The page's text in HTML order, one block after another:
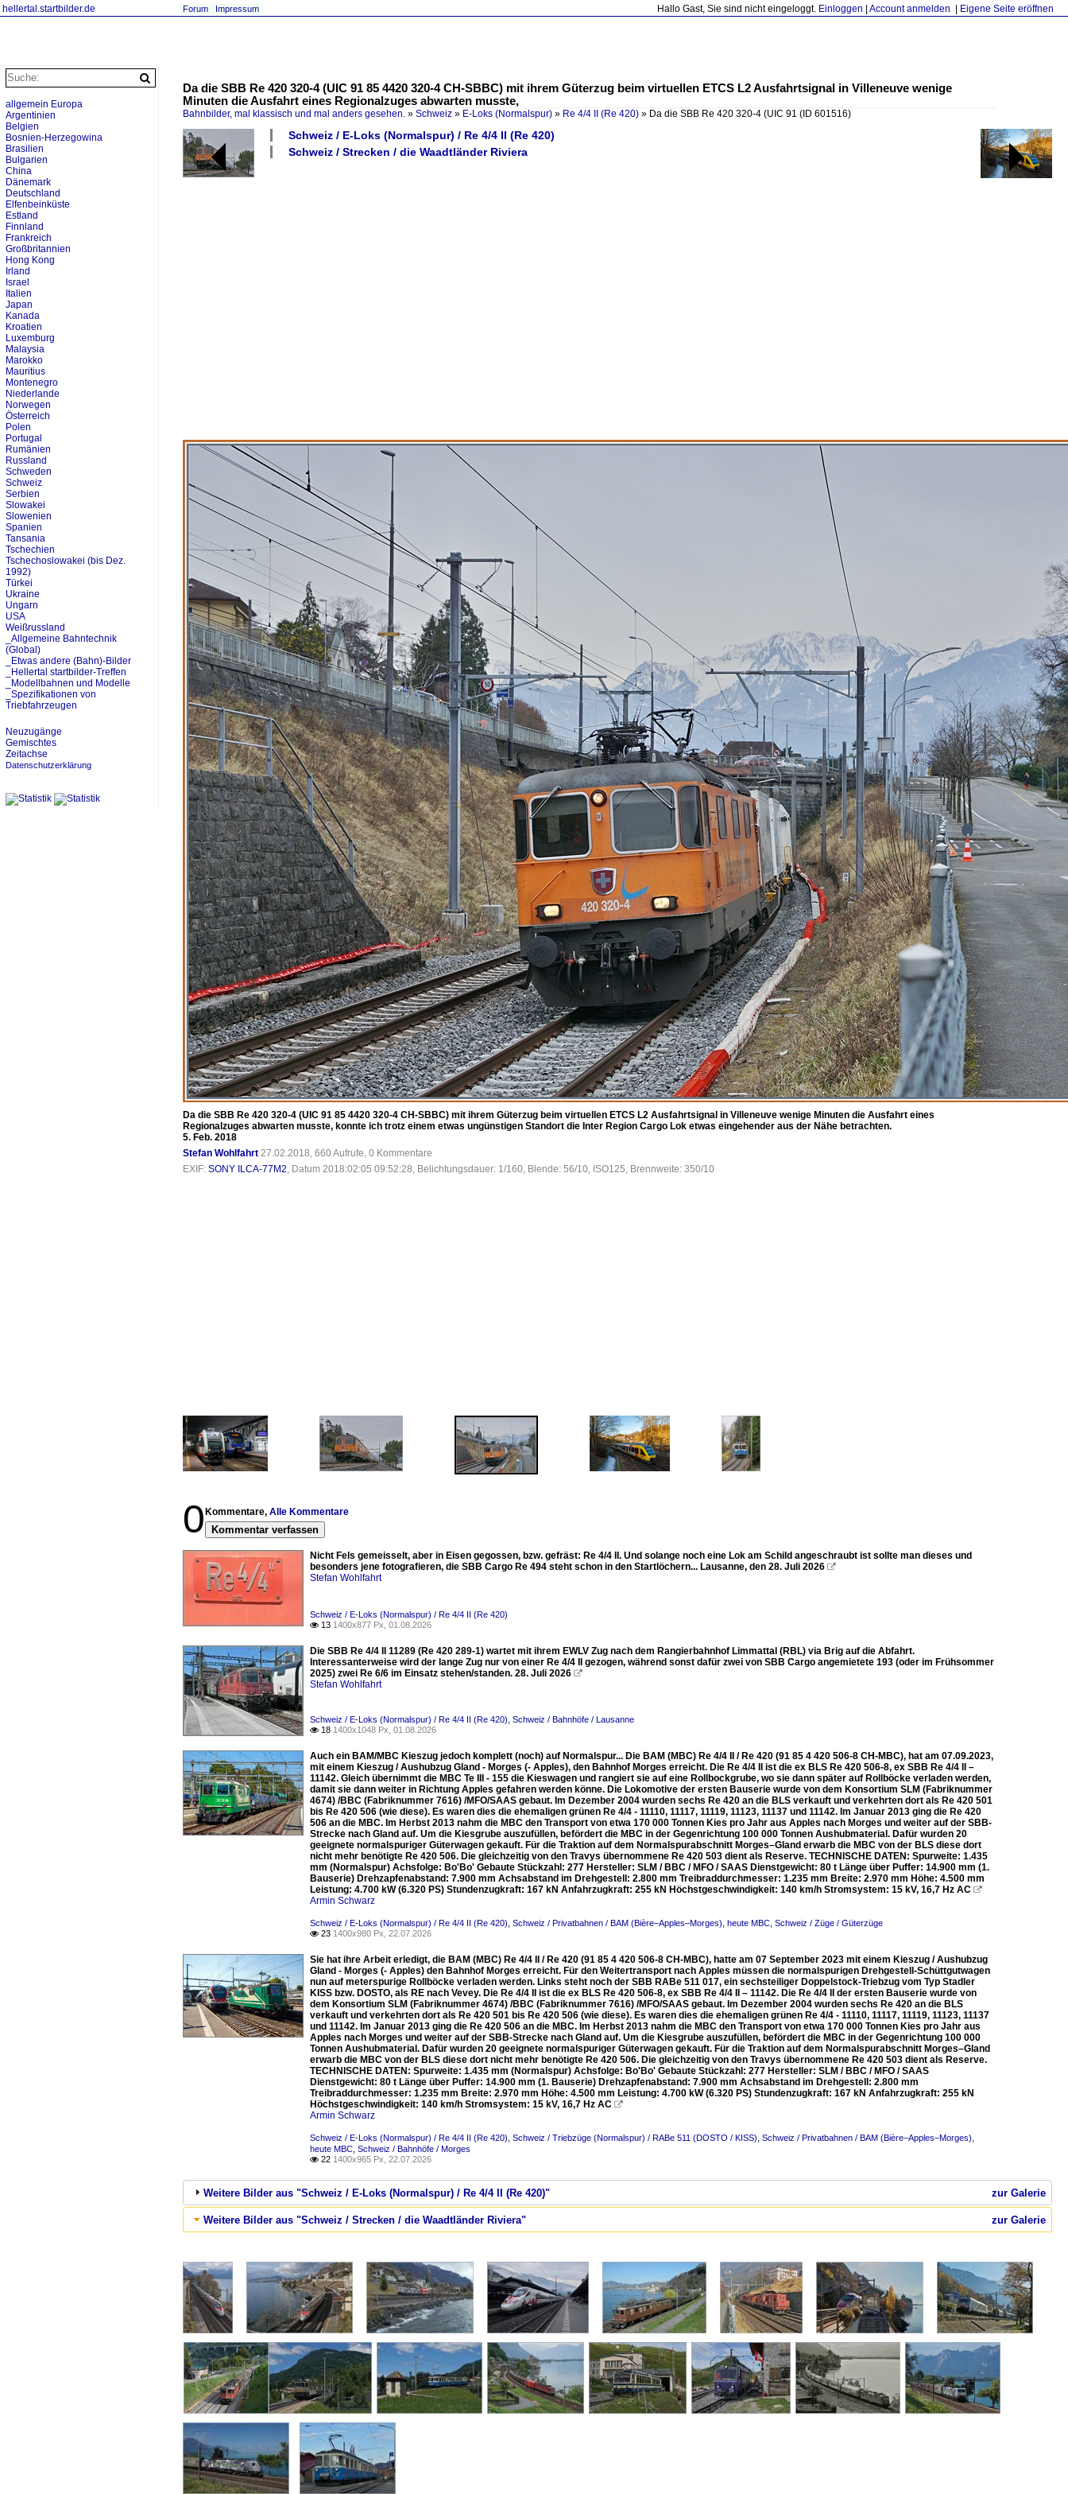
hellertal.startbilder.de Hallo Gast, Sie sind nicht eingeloggt. Einloggen Account anmelden Eigene Seite eröffnen
Forum Impressum
Da die SBB Re 420 320-4 (UIC 91 85 4420 320-4 CH-SBBC) mit ihrem Güterzug beim virtuellen ETCS L2 Ausfahrtsignal in Villeneuve wenige
Minuten die Ausfahrt eines Regionalzuges abwarten musste,
Bahnbilder, mal klassisch und mal anders gesehen. » Schweiz » E-Loks (Normalspur) » Re 4/4 II (Re 420) » Da die SBB Re 420 320-4 (UIC 91 (ID 601516)
Schweiz / E-Loks (Normalspur) / Re 4/4 II (Re 420)
Schweiz / Strecken / die Waadtländer Riviera
Da die SBB Re 420 320-4 (UIC 91 85 4420 320-4 CH-SBBC) mit ihrem Güterzug beim virtuellen ETCS L2 Ausfahrtsignal in Villeneuve wenige Minuten die Ausfahrt eines
Regionalzuges abwarten musste, konnte ich trotz einem etwas ungünstigen Standort die Inter Region Cargo Lok etwas eingehender aus der Nähe betrachten.
5. Feb. 2018
Stefan Wohlfahrt 27.02.2018, 660 Aufrufe, 0 Kommentare
EXIF: SONY ILCA-77M2, Datum 2018:02:05 09:52:28, Belichtungsdauer: 1/160, Blende: 56/10, ISO125, Brennweite: 350/10
0 Kommentare, Alle Kommentare
Kommentar verfassen
Nicht Fels gemeisselt, aber in Eisen gegossen, bzw. gefräst: Re 4/4 II. Und solange noch eine Lok am Schild angeschraubt ist sollte man dieses und
besonders jene fotografieren, die SBB Cargo Re 494 steht schon in den Startlöchern... Lausanne, den 28. Juli 2026 
Stefan Wohlfahrt
Schweiz / E-Loks (Normalspur) / Re 4/4 II (Re 420)
 13 1400x877 Px, 01.08.2026
Die SBB Re 4/4 II 11289 (Re 420 289-1) wartet mit ihrem EWLV Zug nach dem Rangierbahnhof Limmattal (RBL) via Brig auf die Abfahrt.
Interessanterweise wird der lange Zug nur von einer Re 4/4 II gezogen, während sonst dafür zwei von SBB Cargo angemietete 193 (oder im Frühsommer
2025) zwei Re 6/6 im Einsatz stehen/standen. 28. Juli 2026 
Stefan Wohlfahrt
Schweiz / E-Loks (Normalspur) / Re 4/4 II (Re 420) Schweiz / Bahnhöfe / Lausanne
 18 1400x1048 Px, 01.08.2026
Auch ein BAM/MBC Kieszug jedoch komplett (noch) auf Normalspur... Die BAM (MBC) Re 4/4 II / Re 420 (91 85 4 420 506-8 CH-MBC), hat am 07.09.2023,
mit einem Kieszug / Aushubzug Gland - Morges (- Apples), den Bahnhof Morges erreicht. Die Re 4/4 II ist die ex BLS Re 420 506-8, ex SBB Re 4/4 II –
11142. Gleich übernimmt die MBC Te III - 155 die Kieswagen und rangiert sie auf eine Rollbockgrube, wo sie dann später auf Rollböcke verladen werden,
damit sie dann weiter in Richtung Apples gefahren werden könne. Die Lokomotive der ersten Bauserie wurde von dem Konsortium SLM (Fabriknummer
4674) /BBC (Fabriknummer 7616) /MFO/SAAS gebaut. Im Dezember 2004 wurden sechs Re 420 an die BLS verkauft und verkehrten dort als Re 420 501
bis Re 420 506 (wie diese). Es waren dies die ehemaligen grünen Re 4/4 - 11110, 11117, 11119, 11123, 11137 und 11142. Im Januar 2013 ging die Re 420
506 an die MBC. Im Herbst 2013 nahm die MBC den Transport von etwa 170 000 Tonnen Kies pro Jahr aus Apples nach Morges und weiter auf der SBB-
Strecke nach Gland auf. Um die Kiesgrube auszufüllen, befördert die MBC in der Gegenrichtung 100 000 Tonnen Aushubmaterial. Dafür wurden 20
geeignete normalspuriger Güterwagen gekauft. Für die Traktion auf dem Normalspurabschnitt Morges–Gland erwarb die MBC von der BLS diese dort
nicht mehr benötigte Re 420 506. Die gleichzeitig von den Travys übernommene Re 420 503 dient als Reserve. TECHNISCHE DATEN: Spurweite: 1.435
mm (Normalspur) Achsfolge: Bo'Bo' Gebaute Stückzahl: 277 Hersteller: SLM / BBC / MFO / SAAS Dienstgewicht: 80 t Länge über Puffer: 14.900 mm (1.
Bauserie) Drehzapfenabstand: 7.900 mm Achsabstand im Drehgestell: 2.800 mm Treibraddurchmesser: 1.235 mm Breite: 2.970 mm Höhe: 4.500 mm
Leistung: 4.700 kW (6.320 PS) Stundenzugkraft: 167 kN Anfahrzugkraft: 255 kN Höchstgeschwindigkeit: 140 km/h Stromsystem: 15 kV, 16,7 Hz AC 
Armin Schwarz
Schweiz / E-Loks (Normalspur) / Re 4/4 II (Re 420) Schweiz / Privatbahnen / BAM (Bière–Apples–Morges), heute MBC Schweiz / Züge / Güterzüge
 23 1400x980 Px, 22.07.2026
Sie hat ihre Arbeit erledigt, die BAM (MBC) Re 4/4 II / Re 420 (91 85 4 420 506-8 CH-MBC), hatte am 07 September 2023 mit einem Kieszug / Aushubzug
Gland - Morges (- Apples) den Bahnhof Morges erreicht. Für den Weitertransport nach Apples müssen die normalspurigen Drehgestell-Schüttgutwagen
nun auf meterspurige Rollböcke verladen werden. Links steht noch der SBB RABe 511 017, ein sechsteiliger Doppelstock-Triebzug vom Typ Stadler
KISS bzw. DOSTO, als RE nach Vevey. Die Re 4/4 II ist die ex BLS Re 420 506-8, ex SBB Re 4/4 II – 11142. Die Re 4/4 II der ersten Bauserie wurde von
dem Konsortium SLM (Fabriknummer 4674) /BBC (Fabriknummer 7616) /MFO/SAAS gebaut. Im Dezember 2004 wurden sechs Re 420 an die BLS
verkauft und verkehrten dort als Re 420 501 bis Re 420 506 (wie diese). Es waren dies die ehemaligen grünen Re 4/4 - 11110, 11117, 11119, 11123, 11137
und 11142. Im Januar 2013 ging die Re 420 506 an die MBC. Im Herbst 2013 nahm die MBC den Transport von etwa 170 000 Tonnen Kies pro Jahr aus
Apples nach Morges und weiter auf der SBB-Strecke nach Gland auf. Um die Kiesgrube auszufüllen, befördert die MBC in der Gegenrichtung 100 000
Tonnen Aushubmaterial. Dafür wurden 20 geeignete normalspuriger Güterwagen gekauft. Für die Traktion auf dem Normalspurabschnitt Morges–Gland
erwarb die MBC von der BLS diese dort nicht mehr benötigte Re 420 506. Die gleichzeitig von den Travys übernommene Re 420 503 dient als Reserve.
TECHNISCHE DATEN: Spurweite: 1.435 mm (Normalspur) Achsfolge: Bo'Bo' Gebaute Stückzahl: 277 Hersteller: SLM / BBC / MFO / SAAS
Dienstgewicht: 80 t Länge über Puffer: 14.900 mm (1. Bauserie) Drehzapfenabstand: 7.900 mm Achsabstand im Drehgestell: 2.800 mm
Treibraddurchmesser: 1.235 mm Breite: 2.970 mm Höhe: 4.500 mm Leistung: 4.700 kW (6.320 PS) Stundenzugkraft: 167 kN Anfahrzugkraft: 255 kN
Höchstgeschwindigkeit: 140 km/h Stromsystem: 15 kV, 16,7 Hz AC 
Armin Schwarz
Schweiz / E-Loks (Normalspur) / Re 4/4 II (Re 420) Schweiz / Triebzüge (Normalspur) / RABe 511 (DOSTO / KISS) Schweiz / Privatbahnen / BAM (Bière–Apples–Morges),
heute MBC Schweiz / Bahnhöfe / Morges
 22 1400x965 Px, 22.07.2026
zur Galerie
Weitere Bilder aus "Schweiz / E-Loks (Normalspur) / Re 4/4 II (Re 420)"
zur Galerie
Weitere Bilder aus "Schweiz / Strecken / die Waadtländer Riviera"
allgemein Europa
Argentinien
Belgien
Bosnien-Herzegowina
Brasilien
Bulgarien
China
Dänemark
Deutschland
Elfenbeinküste
Estland
Finnland
Frankreich
Großbritannien
Hong Kong
Irland
Israel
Italien
Japan
Kanada
Kroatien
Luxemburg
Malaysia
Marokko
Mauritius
Montenegro
Niederlande
Norwegen
Österreich
Polen
Portugal
Rumänien
Russland
Schweden
Schweiz
Serbien
Slowakei
Slowenien
Spanien
Tansania
Tschechien
Tschechoslowakei (bis Dez.
1992)
Türkei
Ukraine
Ungarn
USA
Weißrussland
_Allgemeine Bahntechnik
(Global)
_Etwas andere (Bahn)-Bilder
_Hellertal startbilder-Treffen
_Modellbahnen und Modelle
_Spezifikationen von
Triebfahrzeugen
Neuzugänge
Gemischtes
Zeitachse
Datenschutzerklärung